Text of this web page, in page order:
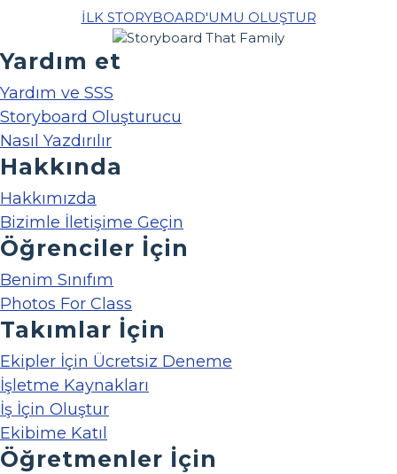
İLK STORYBOARD'UMU OLUŞTUR
Yardım et
Yardım ve SSS
Storyboard Oluşturucu
Nasıl Yazdırılır
Hakkında
Hakkımızda
Bizimle İletişime Geçin
Öğrenciler İçin
Benim Sınıfım
Photos For Class
Takımlar İçin
Ekipler İçin Ücretsiz Deneme
İşletme Kaynakları
İş İçin Oluştur
Ekibime Katıl
Öğretmenler İçin